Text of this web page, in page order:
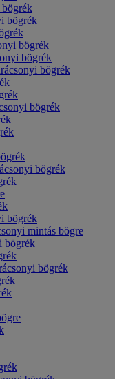
bögrék
bögrék
bögrék
bögrék
bögrék
bögrék
bögrék
mintás bögre
bögrék
bögrék